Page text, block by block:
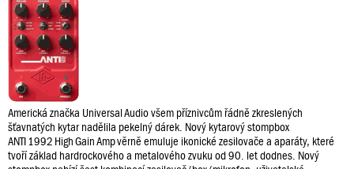
Americká značka Universal Audio všem příznivcům řádně zkreslených
šťavnatých kytar nadělila pekelný dárek. Nový kytarový stompbox
ANTI 1992 High Gain Amp věrně emuluje ikonické zesilovače a aparáty, které
tvoří základ hardrockového a metalového zvuku od 90. let dodnes. Nový